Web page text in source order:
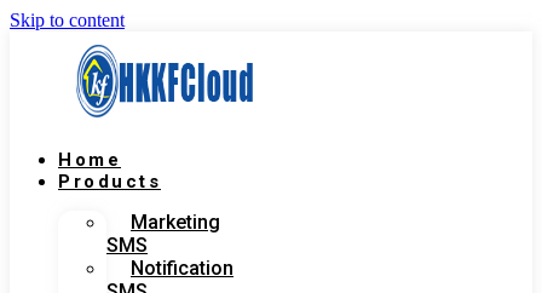
Skip to content
Home
Products
Marketing
SMS
Notification